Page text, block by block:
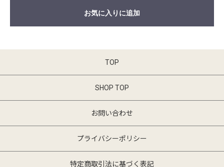
お気に入りに追加
TOP
SHOP TOP
お問い合わせ
プライバシーポリシー
特定商取引法に基づく表記